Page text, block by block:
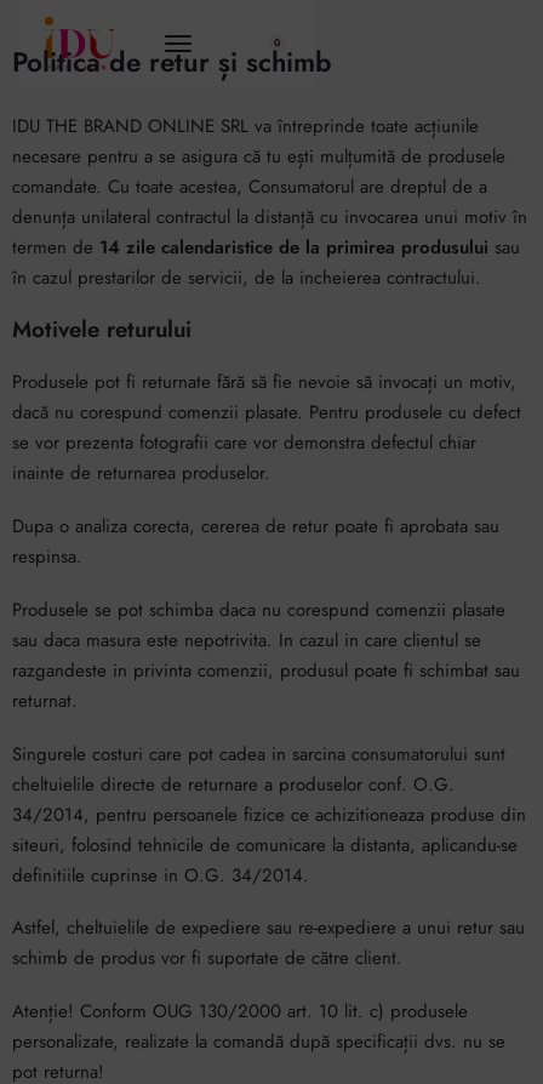
conținut
0
Politica de retur și schimb
IDU THE BRAND ONLINE SRL va întreprinde toate acțiunile
necesare pentru a se asigura că tu ești mulțumită de produsele
comandate. Cu toate acestea, Consumatorul are dreptul de a
denunța unilateral contractul la distanță cu invocarea unui motiv în
termen de 14 zile calendaristice de la primirea produsului sau
în cazul prestarilor de servicii, de la incheierea contractului.
Motivele returului
Produsele pot fi returnate fără să fie nevoie să invocați un motiv,
dacă nu corespund comenzii plasate. Pentru produsele cu defect
se vor prezenta fotografii care vor demonstra defectul chiar
inainte de returnarea produselor.
Dupa o analiza corecta, cererea de retur poate fi aprobata sau
respinsa.
Produsele se pot schimba daca nu corespund comenzii plasate
sau daca masura este nepotrivita. In cazul in care clientul se
razgandeste in privinta comenzii, produsul poate fi schimbat sau
returnat.
Singurele costuri care pot cadea in sarcina consumatorului sunt
cheltuielile directe de returnare a produselor conf. O.G.
34/2014, pentru persoanele fizice ce achizitioneaza produse din
siteuri, folosind tehnicile de comunicare la distanta, aplicandu-se
definitiile cuprinse in O.G. 34/2014.
Astfel, cheltuielile de expediere sau re-expediere a unui retur sau
schimb de produs vor fi suportate de către client.
Atenție! Conform OUG 130/2000 art. 10 lit. c) produsele
personalizate, realizate la comandă după specificații dvs. nu se
pot returna!